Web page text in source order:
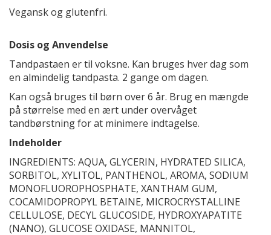
Vegansk og glutenfri.
Dosis og Anvendelse
Tandpastaen er til voksne. Kan bruges hver dag som
en almindelig tandpasta. 2 gange om dagen.
Kan også bruges til børn over 6 år. Brug en mængde
på størrelse med en ært under overvåget
tandbørstning for at minimere indtagelse.
Indeholder
INGREDIENTS: AQUA, GLYCERIN, HYDRATED SILICA,
SORBITOL, XYLITOL, PANTHENOL, AROMA, SODIUM
MONOFLUOROPHOSPHATE, XANTHAM GUM,
COCAMIDOPROPYL BETAINE, MICROCRYSTALLINE
CELLULOSE, DECYL GLUCOSIDE, HYDROXYAPATITE
(NANO), GLUCOSE OXIDASE, MANNITOL,